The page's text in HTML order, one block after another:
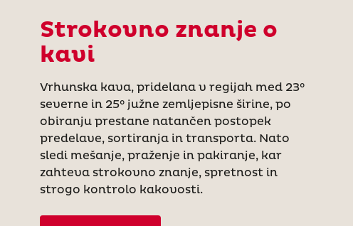
Strokovno znanje o
kavi
Vrhunska kava, pridelana v regijah med 23°
severne in 25° južne zemljepisne širine, po
obiranju prestane natančen postopek
predelave, sortiranja in transporta. Nato
sledi mešanje, praženje in pakiranje, kar
zahteva strokovno znanje, spretnost in
strogo kontrolo kakovosti.